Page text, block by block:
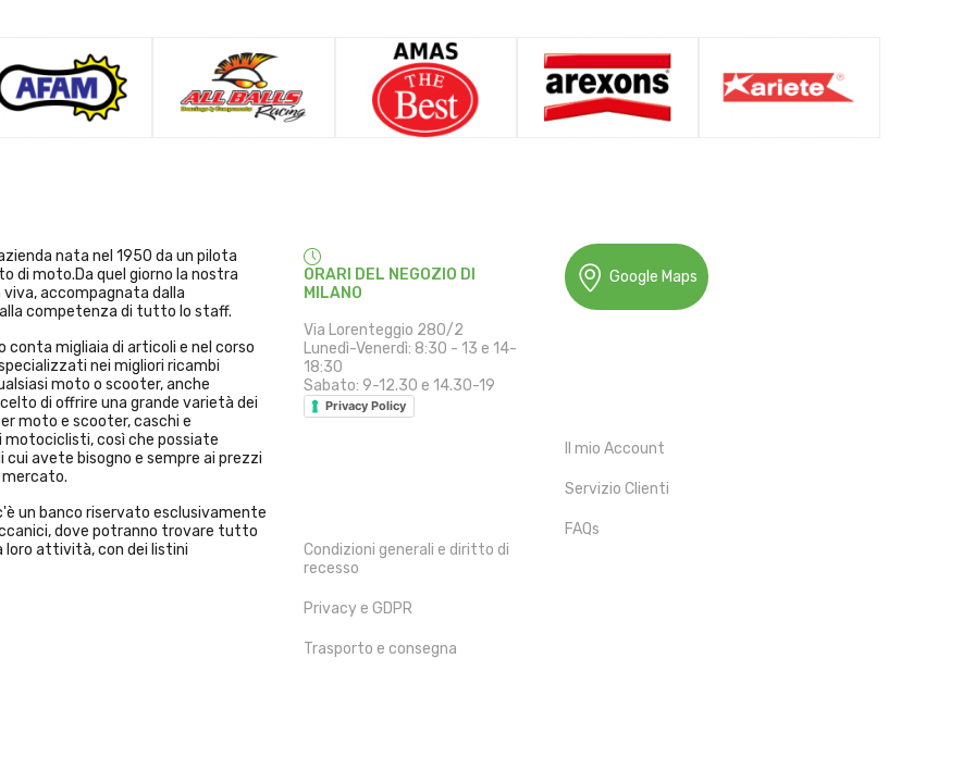
nata nel 1950 da un pilota
di moto.Da quel giorno la nostra
accompagnata dalla
competenza di tutto lo staff.
conta migliaia di articoli e nel corso
nei migliori ricambi
moto o scooter, anche
di offrire una grande varietà dei
moto e scooter, caschi e
motociclisti, così che possiate
avete bisogno e sempre ai prezzi
un banco riservato esclusivamente
dove potranno trovare tutto
loro attività, con dei listini
ORARI DEL NEGOZIO DI
MILANO
Via Lorenteggio 280/2
Lunedì-Venerdì: 8:30 - 13 e 14-
18:30
Sabato: 9-12.30 e 14.30-19
Privacy Policy
Condizioni generali e diritto di
recesso
Privacy e GDPR
Trasporto e consegna
Google Maps
Il mio Account
Servizio Clienti
FAQs